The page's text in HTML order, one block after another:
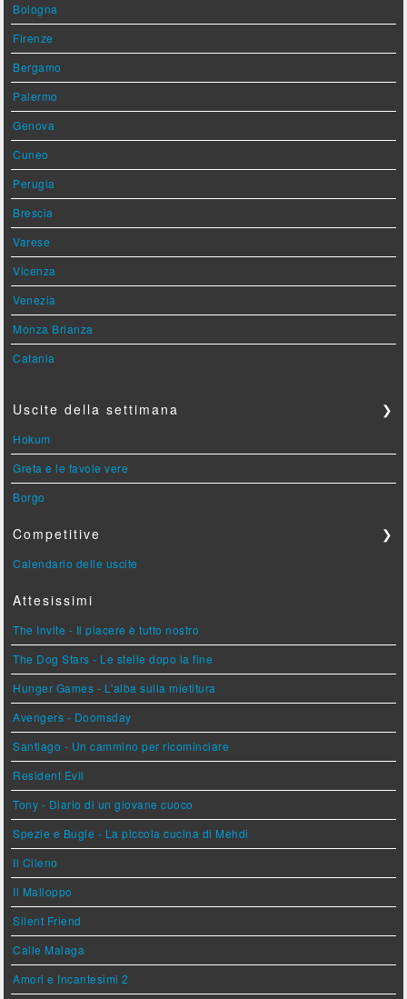
Bologna
Firenze
Bergamo
Palermo
Genova
Cuneo
Perugia
Brescia
Varese
Vicenza
Venezia
Monza Brianza
Catania
Uscite della settimana ❯
Hokum
Greta e le favole vere
Borgo
Competitive ❯
Calendario delle uscite
Attesissimi
The Invite - Il piacere è tutto nostro
The Dog Stars - Le stelle dopo la fine
Hunger Games - L'alba sulla mietitura
Avengers - Doomsday
Santiago - Un cammino per ricominciare
Resident Evil
Tony - Diario di un giovane cuoco
Spezie e Bugie - La piccola cucina di Mehdi
Il Cileno
Il Malloppo
Silent Friend
Calle Malaga
Amori e Incantesimi 2